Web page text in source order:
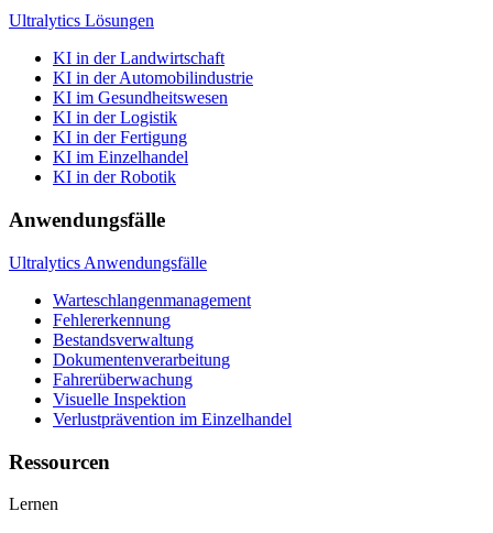
Ultralytics Lösungen
KI in der Landwirtschaft
KI in der Automobilindustrie
KI im Gesundheitswesen
KI in der Logistik
KI in der Fertigung
KI im Einzelhandel
KI in der Robotik
Anwendungsfälle
Ultralytics Anwendungsfälle
Warteschlangenmanagement
Fehlererkennung
Bestandsverwaltung
Dokumentenverarbeitung
Fahrerüberwachung
Visuelle Inspektion
Verlustprävention im Einzelhandel
Ressourcen
Lernen